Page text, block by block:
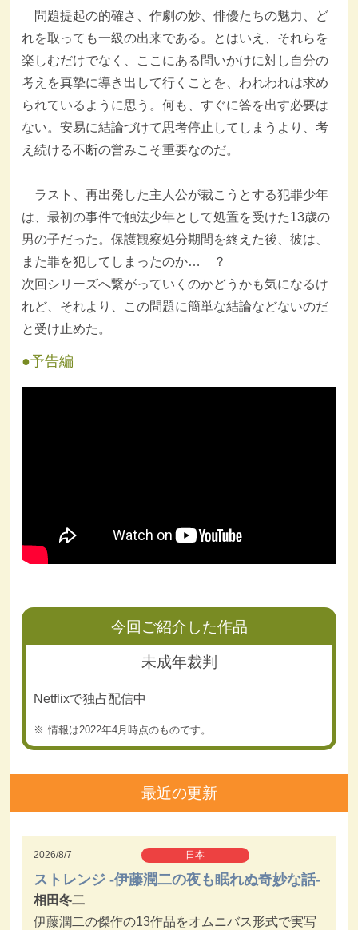
問題提起の的確さ、作劇の妙、俳優たちの魅力、ど
れを取っても一級の出来である。とはいえ、それらを
楽しむだけでなく、ここにある問いかけに対し自分の
考えを真摯に導き出して行くことを、われわれは求め
られているように思う。何も、すぐに答を出す必要は
ない。安易に結論づけて思考停止してしまうより、考
え続ける不断の営みこそ重要なのだ。
ラスト、再出発した主人公が裁こうとする犯罪少年
は、最初の事件で触法少年として処置を受けた13歳の
男の子だった。保護観察処分期間を終えた後、彼は、
また罪を犯してしまったのか… ？
次回シリーズへ繋がっていくのかどうかも気になるけ
れど、それより、この問題に簡単な結論などないのだ
と受け止めた。
予告編
今回ご紹介した作品
未成年裁判
Netflixで独占配信中
情報は2022年4月時点のものです。
最近の更新
2026/8/7 日本
ストレンジ -伊藤潤二の夜も眠れぬ奇妙な話-
相田冬二
伊藤潤二の傑作の13作品をオムニバス形式で実写